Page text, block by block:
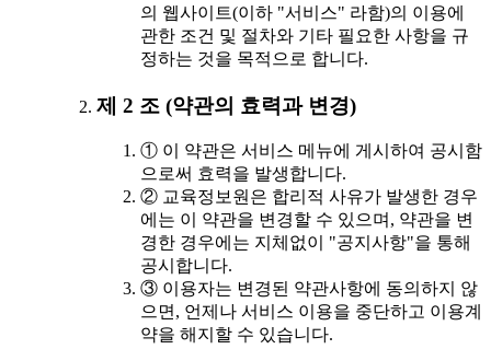
의 웹사이트(이하 "서비스" 라함)의 이용에
관한 조건 및 절차와 기타 필요한 사항을 규
정하는 것을 목적으로 합니다.
제 2 조 (약관의 효력과 변경)
① 이 약관은 서비스 메뉴에 게시하여 공시함
으로써 효력을 발생합니다.
② 교육정보원은 합리적 사유가 발생한 경우
에는 이 약관을 변경할 수 있으며, 약관을 변
경한 경우에는 지체없이 "공지사항"을 통해
공시합니다.
③ 이용자는 변경된 약관사항에 동의하지 않
으면, 언제나 서비스 이용을 중단하고 이용계
약을 해지할 수 있습니다.